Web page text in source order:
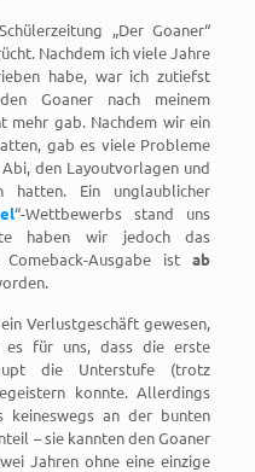
„Der Goaner“
Nachdem ich viele Jahre
habe, war ich zutiefst
Goaner nach meinem
mehr gab. Nachdem wir ein
gab es viele Probleme
den Layoutvorlagen und
Ein unglaublicher
“-Wettbewerbs stand uns
haben wir jedoch das
Ausgabe istab
Verlustgeschäft gewesen,
es für uns, dass die erste
die Unterstufe (trotz
konnte. Allerdings
an der bunten
– sie kannten den Goaner
Jahren ohne eine einzige